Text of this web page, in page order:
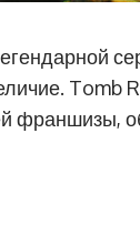
Tomb
франшизы,